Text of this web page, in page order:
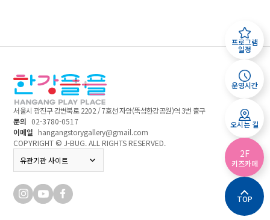
프로그램
일정
운영시간
오시는 길
2F
키즈카페
TOP
서울시 광진구 강변북로 2202 / 7호선 자양(뚝섬한강공원)역 3번 출구
문의 02-3780-0517
이메일 hangangstorygallery@gmail.com
COPYRIGHT © J-BUG. ALL RIGHTS RESERVED.
유관기관 사이트
서울특별시
미래한강본부